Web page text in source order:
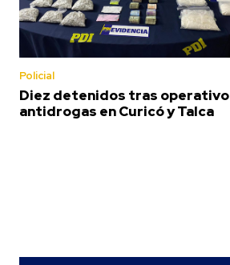
Policial
Diez detenidos tras operativo
antidrogas en Curicó y Talca